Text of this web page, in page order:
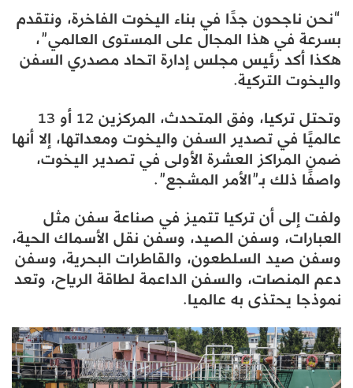
“نحن ناجحون جدًا في بناء اليخوت الفاخرة، ونتقدم
بسرعة في هذا المجال على المستوى العالمي”،
هكذا أكد رئيس مجلس إدارة اتحاد مصدري السفن
واليخوت التركية.
وتحتل تركيا، وفق المتحدث، المركزين 12 أو 13
عالميًا في تصدير السفن واليخوت ومعداتها، إلا أنها
ضمن المراكز العشرة الأولى في تصدير اليخوت،
واصفًا ذلك بـ”الأمر المشجع”.
ولفت إلى أن تركيا تتميز في صناعة سفن مثل
العبارات، وسفن الصيد، وسفن نقل الأسماك الحية،
وسفن صيد السلطعون، والقاطرات البحرية، وسفن
دعم المنصات، والسفن الداعمة لطاقة الرياح، وتعد
نموذجا يحتذى به عالميا.